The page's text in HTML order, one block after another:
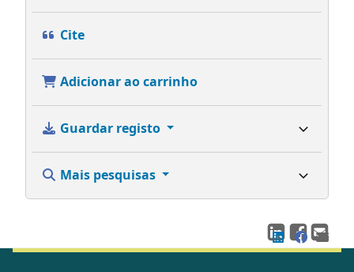
Cite
Adicionar ao carrinho
Guardar registo
Mais pesquisas